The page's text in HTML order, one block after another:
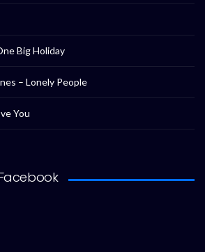
Big Holiday
– Lonely People
You